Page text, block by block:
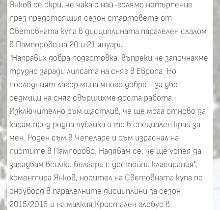
Янков се скри, че чака с най-голямо нетърпение
през предстоящия сезон стартовете от
Световната купа в дисциплината паралелен слалом
в Пампорово на 20 и 21 януари.
"Направих добра подготовка, въпреки че започнахме
трудно заради липсата на сняг в Европа. Но
последният лагер мина много добре - за две
седмици на сняг свършихме доста работа.
Изключително съм щастлив, че ще мога отново да
карам пред родна публика и то в специален край за
мен. Роден съм в Чепеларе и съм израснал на
пистите в Пампорово. Надявам се, че ще успея да
зарадвам всички българи с достойни класирания",
коментира Янков, носител на Световната купа по
сноуборд в паралелните дисциплини за сезон
2015/2016 и на малкия Кристален глобус в